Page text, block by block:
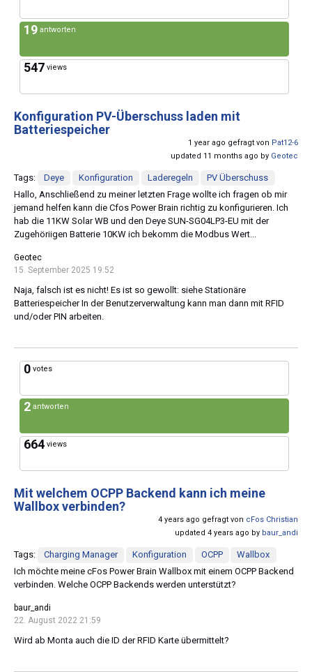
19 antworten
547 views
Konfiguration PV-Überschuss laden mit
Batteriespeicher
1 year ago gefragt von Pat12-6
updated 11 months ago by Geotec
Tags: Deye Konfiguration Laderegeln
PV Überschuss
Hallo, Anschließend zu meiner letzten Frage wollte ich fragen ob mir
jemand helfen kann die Cfos Power Brain richtig zu konfigurieren. Ich
hab die 11KW Solar WB und den Deye SUN-SG04LP3-EU mit der
Zugehöriigen Batterie 10KW ich bekomm die Modbus Wert...
Geotec
15. September 2025 19:52
Naja, falsch ist es nicht! Es ist so gewollt: siehe Stationäre
Batteriespeicher In der Benutzerverwaltung kann man dann mit RFID
und/oder PIN arbeiten.
0 votes
2 antworten
664 views
Mit welchem OCPP Backend kann ich meine
Wallbox verbinden?
4 years ago gefragt von cFos Christian
updated 4 years ago by baur_andi
Tags: Charging Manager Konfiguration OCPP
Wallbox
Ich möchte meine cFos Power Brain Wallbox mit einem OCPP Backend
verbinden. Welche OCPP Backends werden unterstützt?
baur_andi
22. August 2022 21:59
Wird ab Monta auch die ID der RFID Karte übermittelt?